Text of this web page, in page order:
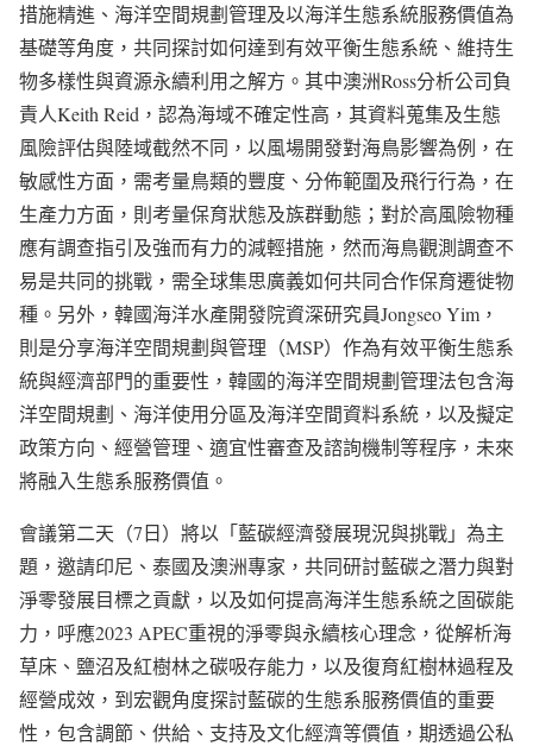
措施精進、海洋空間規劃管理及以海洋生態系統服務價值為
基礎等角度，共同探討如何達到有效平衡生態系統、維持生
物多樣性與資源永續利用之解方。其中澳洲Ross分析公司負
責人Keith Reid，認為海域不確定性高，其資料蒐集及生態
風險評估與陸域截然不同，以風場開發對海鳥影響為例，在
敏感性方面，需考量鳥類的豐度、分佈範圍及飛行行為，在
生產力方面，則考量保育狀態及族群動態；對於高風險物種
應有調查指引及強而有力的減輕措施，然而海鳥觀測調查不
易是共同的挑戰，需全球集思廣義如何共同合作保育遷徙物
種。另外，韓國海洋水產開發院資深研究員Jongseo Yim，
則是分享海洋空間規劃與管理（MSP）作為有效平衡生態系
統與經濟部門的重要性，韓國的海洋空間規劃管理法包含海
洋空間規劃、海洋使用分區及海洋空間資料系統，以及擬定
政策方向、經營管理、適宜性審查及諮詢機制等程序，未來
將融入生態系服務價值。
會議第二天（7日）將以「藍碳經濟發展現況與挑戰」為主
題，邀請印尼、泰國及澳洲專家，共同研討藍碳之潛力與對
淨零發展目標之貢獻，以及如何提高海洋生態系統之固碳能
力，呼應2023 APEC重視的淨零與永續核心理念，從解析海
草床、鹽沼及紅樹林之碳吸存能力，以及復育紅樹林過程及
經營成效，到宏觀角度探討藍碳的生態系服務價值的重要
性，包含調節、供給、支持及文化經濟等價值，期透過公私